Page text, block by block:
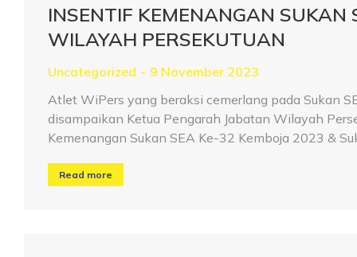
INSENTIF KEMENANGAN
WILAYAH PERSEKUTUAN
Uncategorized
9 November 2023
Atlet WiPers yang beraksi cemerlang pada Sukan
disampaikan Ketua Pengarah Jabatan Wilayah
Kemenangan Sukan SEA Ke-32 Kemboja 2023 &
Read more